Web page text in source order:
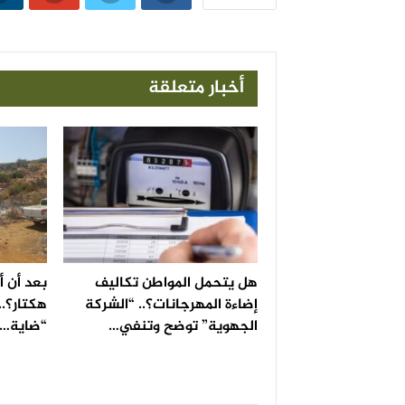
أخبار متعلقة
هل يتحمل المواطن تكاليف
إضاءة المهرجانات؟.. “الشركة
الجهوية” توضح وتنفي…
“ضاية…